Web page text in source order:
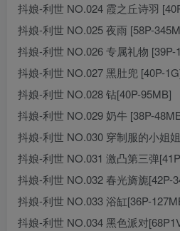
抖娘-利世 NO.024 霞之丘诗羽
抖娘-利世 NO.025 夜雨 [58P-
抖娘-利世 NO.026 专属礼物 [39P-
抖娘-利世 NO.027 黑肚兜 [40P-
抖娘-利世 NO.028 钻[40P-95MB]
抖娘-利世 NO.029 奶牛 [38P-
抖娘-利世 NO.030 穿制服的小姐
抖娘-利世 NO.031 激凸第三弹
抖娘-利世 NO.032 春光旖旎[42P-
抖娘-利世 NO.033 浴缸[36P-
抖娘-利世 NO.034 黑色派对